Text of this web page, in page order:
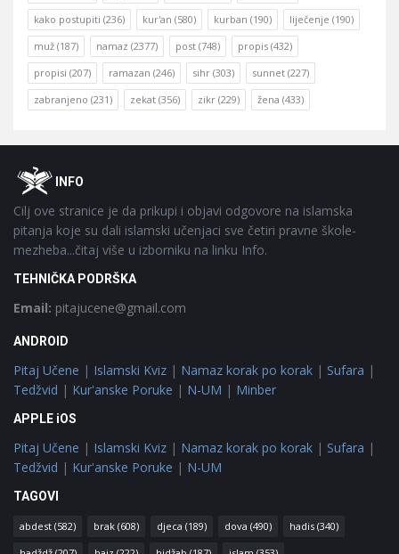
kako postupiti (236) kur'an (580) kurban (190) liječenje (190)
muž (187) namaz (2377) post (748) propis (432)
propisi (207) ramazan (246) sihr (303) sunnet (227)
zabranjeno (231) zekat (356) zikr (229) žena (433)
FooterOINFO
Cilj ove stranice je da prikupi i objavi odgovore na islamska
pitanja koje su dali islamski učenjaci sve četiri pravne škole-
mezheba...čitaj više u izborniku na linku Info.
TEHNIČKA PODRŠKA
Email: pitajucene@gmail.com
ANDROID
Pitaj Učene | Islamski Kviz | Namaz korak po korak | Sufara |
Tedžvid | Kur'anske Poruke | N-UM | Minber
APPLE iOS
Pitaj Učene | Islamski Kviz | Namaz korak po korak | Sufara |
Tedžvid | Kur'anske Poruke | N-UM
TAGOVI
abdest (582) brak (608) djeca (189) dova (490) hadis (340)